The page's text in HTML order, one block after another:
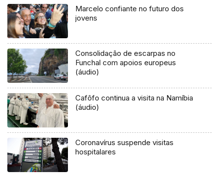
Marcelo confiante no futuro dos
jovens
Consolidação de escarpas no
Funchal com apoios europeus
(áudio)
Cafôfo continua a visita na Namíbia
(áudio)
Coronavírus suspende visitas
hospitalares